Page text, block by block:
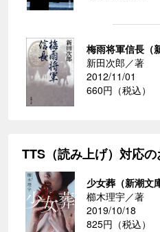
梅雨将軍信長（
新田次郎／著
2012/11/01
660円（税込）
TTS（読み上げ）対応
少女葬（新潮文
櫛木理宇／著
2019/10/18
825円（税込）